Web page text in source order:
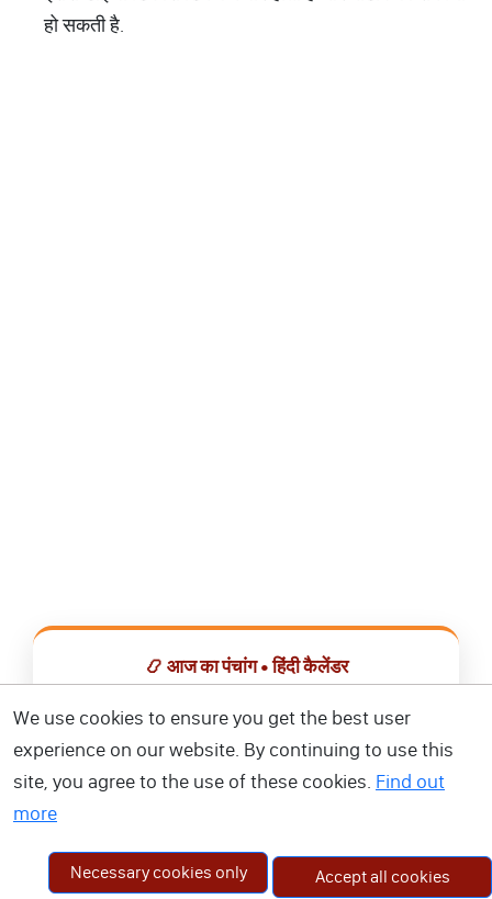
हो सकती है.
📿 आज का पंचांग • हिंदी कैलेंडर
📅 हिंदी कैलेंडर ऐप डाउनलोड करें
We use cookies to ensure you get the best user
experience on our website. By continuing to use this
site, you agree to the use of these cookies. Find out
more
Necessary cookies only Accept all cookies